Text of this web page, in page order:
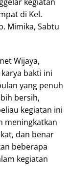
di Kel.
Mimika, Sabtu
Wijaya,
bakti ini
yang penuh
bersih,
kegiatan ini
meningkatkan
dan benar
beberapa
kegiatan